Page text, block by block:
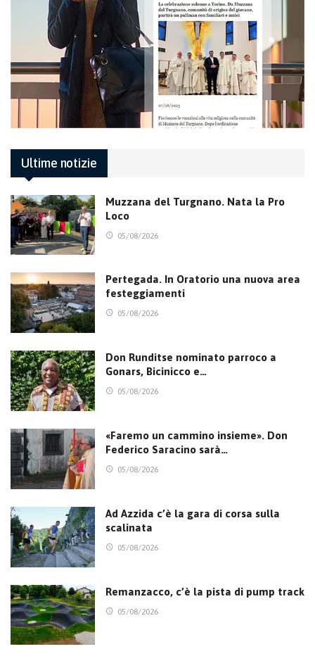
Ultime notizie
Muzzana del Turgnano. Nata la Pro
Loco
05/08/2026
Pertegada. In Oratorio una nuova area
festeggiamenti
05/08/2026
Don Runditse nominato parroco a
Gonars, Bicinicco e…
05/08/2026
«Faremo un cammino insieme». Don
Federico Saracino sarà…
05/08/2026
Ad Azzida c’è la gara di corsa sulla
scalinata
05/08/2026
Remanzacco, c’è la pista di pump track
05/08/2026